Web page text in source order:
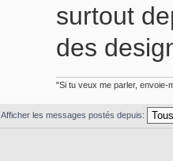
surtout
des
"Si tu veux me parler, envoie-
Afficher les messages postés depuis: